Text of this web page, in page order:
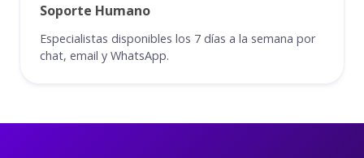
Soporte Humano
Especialistas disponibles los 7 días a la semana por
chat, email y WhatsApp.